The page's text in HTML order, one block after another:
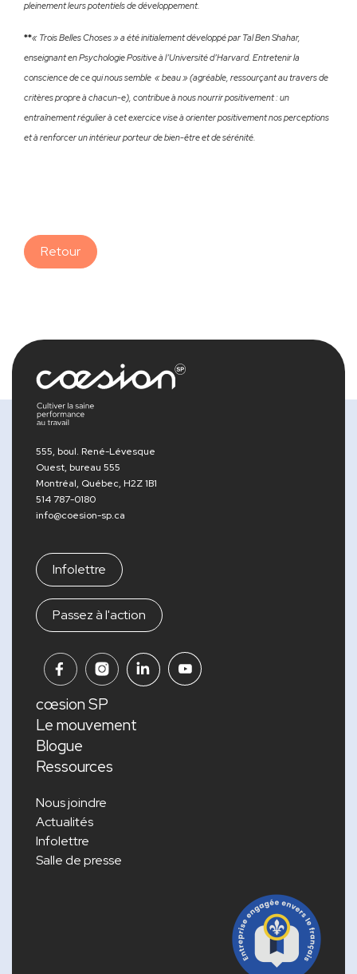
pleinement leurs potentiels de développement.
**« Trois Belles Choses » a été initialement développé par Tal Ben Shahar,
enseignant en Psychologie Positive à l’Université d’Harvard. Entretenir la
conscience de ce qui nous semble « beau » (agréable, ressourçant au travers de
critères propre à chacun-e), contribue à nous nourrir positivement : un
entraînement régulier à cet exercice vise à orienter positivement nos perceptions
et à renforcer un intérieur porteur de bien-être et de sérénité.
Retour
Infolettre
Passez à l'action
555, boul. René-Lévesque
Ouest, bureau 555
Montréal, Québec, H2Z 1B1
514 787-0180
info@coesion-sp.ca
cœsion SP
Le mouvement
Blogue
Ressources
Nous joindre
Actualités
Infolettre
Salle de presse